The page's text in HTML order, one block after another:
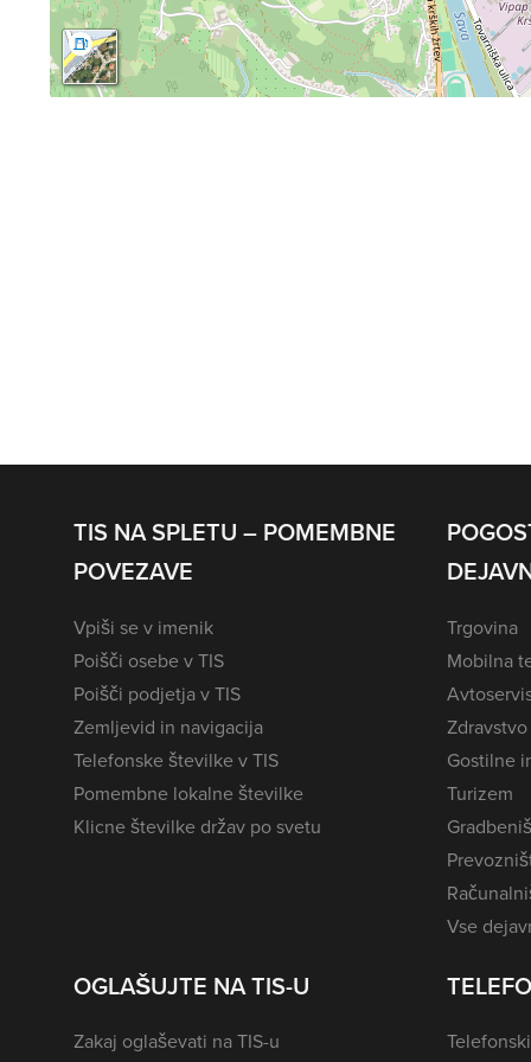
TIS NA SPLETU – POMEMBNE
POVEZAVE
Vpiši se v imenik
Poišči osebe v TIS
Poišči podjetja v TIS
Zemljevid in navigacija
Telefonske številke v TIS
Pomembne lokalne številke
Klicne številke držav po svetu
Trgovina
Mobilna
Zdravstvo
Gostilne
Turizem
Vse
OGLAŠUJTE NA TIS-U
Zakaj oglaševati na TIS-u